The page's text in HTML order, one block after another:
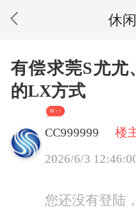
休
有偿求莞S尤尤
的LX方式
精 + 5
CC999999
楼
2026/6/3
您还没有登陆